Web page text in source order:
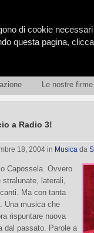
Le nostre firme
a Radio 3!
18, 2004 in Musica da
Capossela. Ovvero
stralunate, laterali,
Ma con tanta
Una musica che
rispuntare nuova
dal passato. Parole a
di cookie
questa pagina,